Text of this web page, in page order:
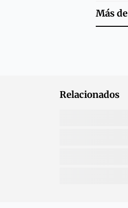
Más de
Relacionados